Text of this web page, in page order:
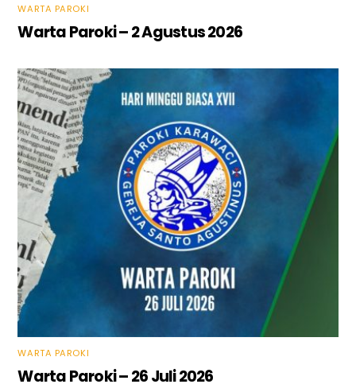
WARTA PAROKI
Warta Paroki – 2 Agustus 2026
WARTA PAROKI
Warta Paroki – 26 Juli 2026